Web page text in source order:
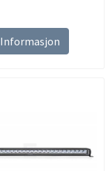
Informasjon